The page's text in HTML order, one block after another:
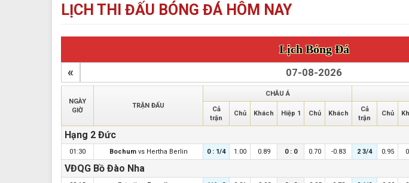
LỊCH THI ĐẤU BÓNG ĐÁ HÔM NAY
Lịch Bóng Đá
«
NGÀY
GIỜ
TRẬN ĐẤU
CHÂU Á
Cả
trận
Chủ Khách Hiệp 1 Chủ Khách
Cả
trận
Chủ
Hạng 2 Đức
01:30 Bochum vs Hertha Berlin 0 : 1/4 1.00 0.89 0 : 0 0.70 -0.83 2 3/4 0.95
VĐQG Bồ Đào Nha